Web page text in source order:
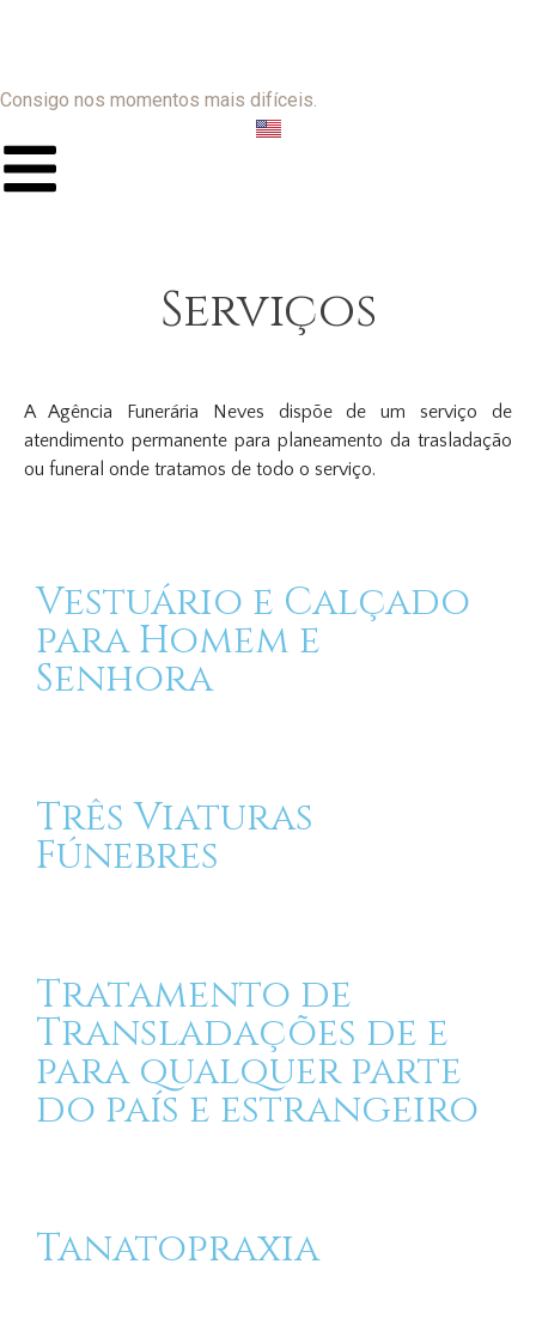
Consigo nos momentos mais difíceis.
Serviços
A Agência Funerária Neves dispõe de um serviço de
atendimento permanente para planeamento da trasladação
ou funeral onde tratamos de todo o serviço.
Vestuário e Calçado
para Homem e
Senhora
Três Viaturas
Fúnebres
Tratamento de
Transladações de e
para qualquer parte
do país e estrangeiro
Tanatopraxia